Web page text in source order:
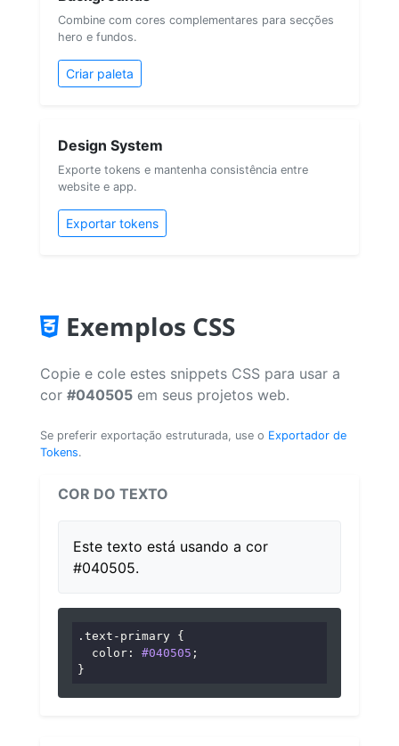
Combine com cores complementares para secções
hero e fundos.
Criar paleta
Design System
Exporte tokens e mantenha consistência entre
website e app.
Exportar tokens
Exemplos CSS
Copie e cole estes snippets CSS para usar a
cor #040505 em seus projetos web.
Se preferir exportação estruturada, use o Exportador de
Tokens.
COR DO TEXTO
Este texto está usando a cor
#040505.
.text-primary {
color : #040505 ;
}